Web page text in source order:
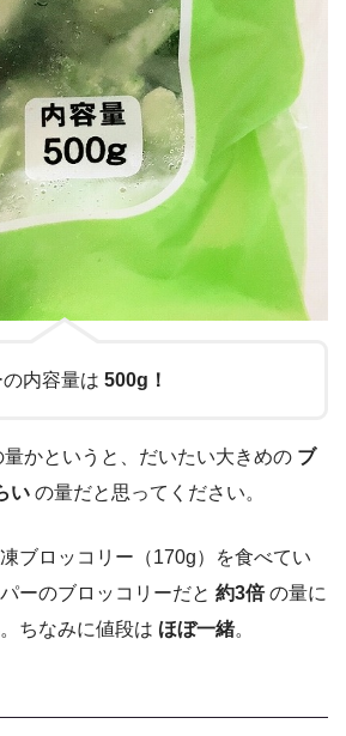
内容量は 500g！
かというと、だいたい大きめの ブ
い の量だと思ってください。
ブロッコリー（170g）を食べてい
ーのブロッコリーだと 約3倍の量に
ちなみに値段は ほぼ一緒。